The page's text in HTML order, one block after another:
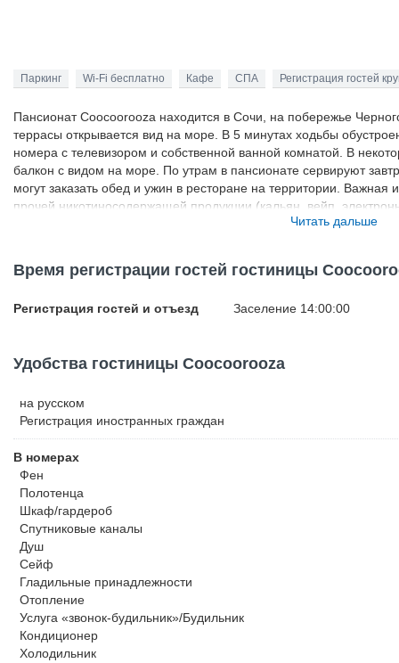
Паркинг Wi-Fi бесплатно Кафе СПА Регистрация гостей
Пансионат Coocoorooza находится в Сочи, на побережье
террасы открывается вид на море. В 5 минутах ходьбы
номера с телевизором и собственной ванной комнатой. В
балкон с видом на море. По утрам в пансионате сервируют
могут заказать обед и ужин в ресторане на территории.
прочей никотиносодержащей продукции (кальян, вейп,
общедоступных местах внутри самого отеля категорически
документ о перенесенном заболевании в течение последних 6
течение 3-х суток (для этого необходим паспорт и СНИЛС).
Гостям необходимо внести предоплату. Информация о типе
Читать дальше
Время регистрации гостей гостиницы
Регистрация гостей и отъезд Заселение 14:00:00
Удобства гостиницы Coocoorooza
на русском
Регистрация иностранных граждан
В номерах
Фен
Полотенца
Шкаф/гардероб
Спутниковые каналы
Душ
Сейф
Гладильные принадлежности
Отопление
Услуга «звонок-будильник»/Будильник
Кондиционер
Холодильник